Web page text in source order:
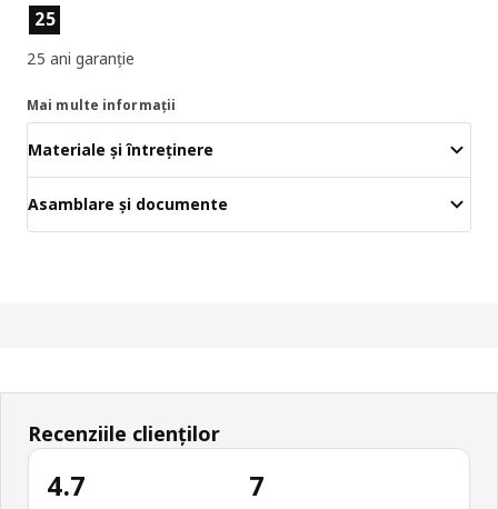
Caracteristicile produselor
25
25 ani garanție
Mai multe informații
Materiale și întreținere
Asamblare și documente
Recenziile clienților
4.7 7